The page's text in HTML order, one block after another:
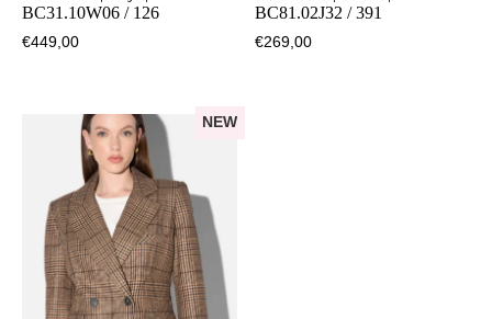
BC31.10W06 / 126
€449,00
BC81.02J32 / 391
€269,00
NEW